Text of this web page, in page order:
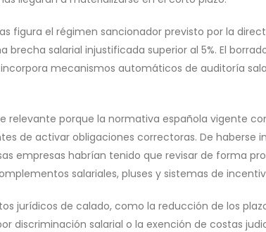
figura el régimen sancionador previsto por la
brecha salarial injustificada superior al 5%. El
mecanismos automáticos de auditoría
relevante porque la normativa española vigente
de activar obligaciones correctoras. De haberse
empresas habrían tenido que revisar de forma
salariales, pluses y sistemas de
jurídicos de calado, como la reducción de los
discriminación salarial o la exención de costas